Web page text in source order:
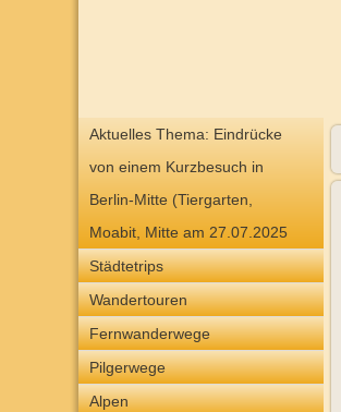
Aktuelles Thema: Eindrücke
von einem Kurzbesuch in
Berlin-Mitte (Tiergarten,
Moabit, Mitte am 27.07.2025
Städtetrips
Wandertouren
Fernwanderwege
Pilgerwege
Alpen